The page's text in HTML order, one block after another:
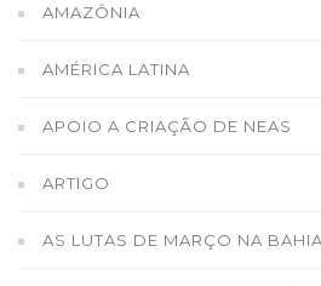
AMAZÔNIA
AMÉRICA LATINA
APOIO A CRIAÇÃO DE NEAS
ARTIGO
AS LUTAS DE MARÇO NA BAHIA